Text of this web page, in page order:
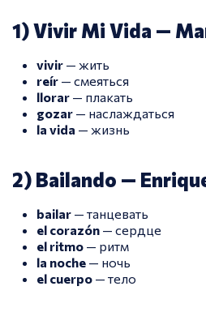
1) Vivir Mi Vida —
vivir — жить
reír — смеяться
llorar — плакать
gozar — наслаждаться
la vida — жизнь
2) Bailando —
bailar — танцевать
el corazón — сердце
el ritmo — ритм
la noche — ночь
el cuerpo — тело